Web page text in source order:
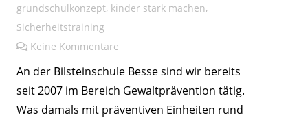
grundschulkonzept, kinder stark machen,
Sicherheitstraining
Keine Kommentare
An der Bilsteinschule Besse sind wir bereits
seit 2007 im Bereich Gewaltprävention tätig.
Was damals mit präventiven Einheiten rund